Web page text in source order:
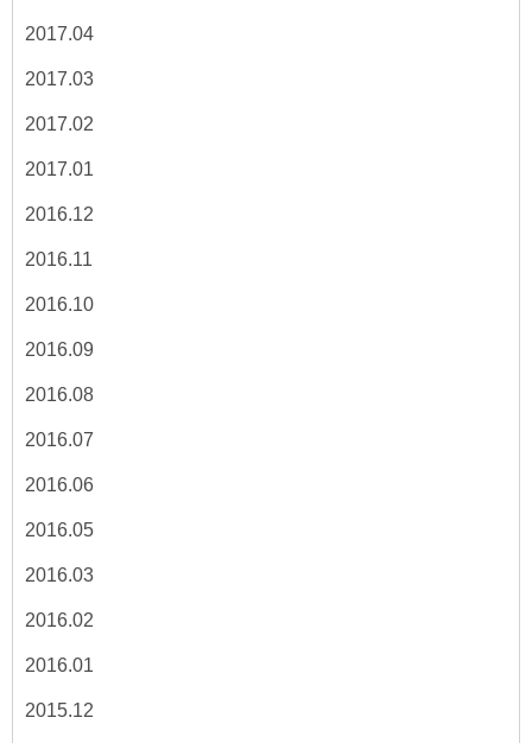
2017.04
2017.03
2017.02
2017.01
2016.12
2016.11
2016.10
2016.09
2016.08
2016.07
2016.06
2016.05
2016.03
2016.02
2016.01
2015.12